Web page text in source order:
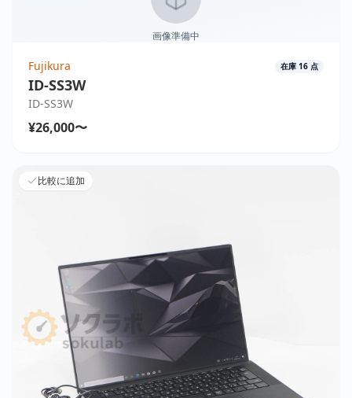
画像準備中
Fujikura 在庫 16 点
ID-SS3W
ID-SS3W
¥26,000〜
比較に追加